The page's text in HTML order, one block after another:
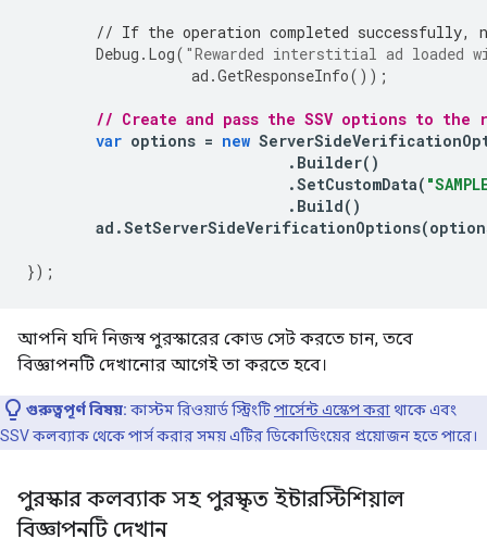
// If the operation completed successfully,
Debug . Log( "Rewarded interstitial ad loaded
ad .GetResponseInfo());
// Create and pass the SSV options to the
var options = new
. Builder()
.SetCustomData(
. Build()
ad .SetServerSideVerificationOptions(
});
আপনি যদি নিজস্ব পুরস্কারের কোড সেট করতে চান, তবে
বিজ্ঞাপনটি দেখানোর আগেই তা করতে হবে।
গুরুত্বপূর্ণ বিষয়: কাস্টম রিওয়ার্ড স্ট্রিংটিপার্সেন্ট এস্কেপ করা থাকে এবং
SSV কলব্যাক থেকে পার্স করার সময় এটির ডিকোডিংয়ের প্রয়োজন হতে পারে।
পুরস্কার কলব্যাক সহ পুরস্কৃত ইন্টারস্টিশিয়াল
বিজ্ঞাপনটি দেখান